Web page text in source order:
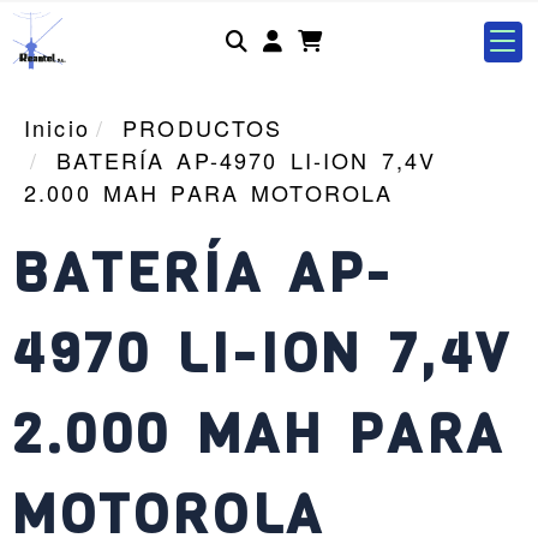
Identifícate
Inicio
PRODUCTOS
BATERÍA AP-4970 LI-ION 7,4V
2.000 MAH PARA MOTOROLA
BATERÍA AP-
4970 LI-ION 7,4V
2.000 MAH PARA
MOTOROLA